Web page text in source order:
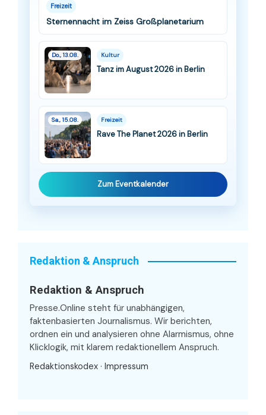
Freizeit
Sternennacht im Zeiss Großplanetarium
Do., 13.08. Kultur
Tanz im August 2026 in Berlin
Sa., 15.08. Freizeit
Rave The Planet 2026 in Berlin
Zum Eventkalender
Redaktion & Anspruch
Redaktion & Anspruch
Presse.Online steht für unabhängigen,
faktenbasierten Journalismus. Wir berichten,
ordnen ein und analysieren ohne Alarmismus, ohne
Klicklogik, mit klarem redaktionellem Anspruch.
Redaktionskodex · Impressum